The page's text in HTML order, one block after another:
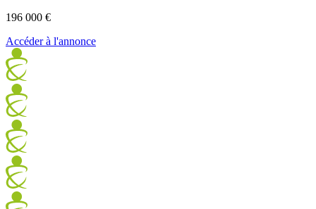
196 000 €
Accéder à l'annonce